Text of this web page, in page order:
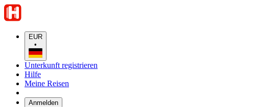
EUR
•
Unterkunft registrieren
Hilfe
Meine Reisen
Anmelden